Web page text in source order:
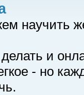
научить
и
- но